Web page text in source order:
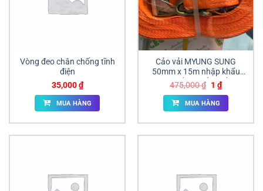
Vòng đeo chân chống tĩnh
điện
35,000₫
MUA HÀNG
Cảo vải MYUNG SUNG
50mm x 15m nhập khẩu
Hàn Quốc giá sỉ tại Đồng
Nai | ANAN
475,000₫ Giá
gốc
là:
475,000 ₫.
1 ₫Giá
hiện
tại
1 ₫.
MUA HÀNG